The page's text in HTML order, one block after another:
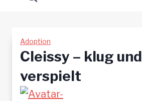
Adoption
Cleissy – klug und
verspielt